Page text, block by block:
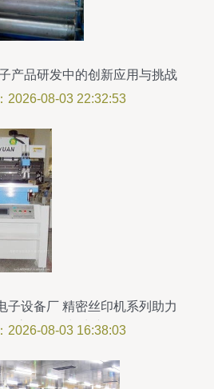
产品研发中的创新应用与挑战
2026-08-03 22:32:53
子设备厂 精密丝印机系列助力
品高效研发与生产
2026-08-03 16:38:03